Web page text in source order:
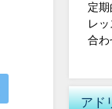
定
レ
合わ
アド